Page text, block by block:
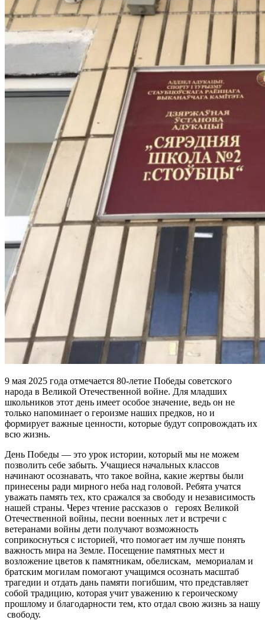
9 мая 2025 года отмечается 80-летие Победы советского
народа в Великой Отечественной войне. Для младших
школьников этот день имеет особое значение, ведь он не
только напоминает о героизме наших предков, но и
формирует важные ценности, которые будут сопровождать их
всю жизнь.
День Победы — это урок истории, который мы не можем
позволить себе забыть. Учащиеся начальных классов
начинают осознавать, что такое война, какие жертвы были
принесены ради мирного неба над головой. Ребята учатся
уважать память тех, кто сражался за свободу и независимость
нашей страны. Через чтение рассказов о героях Великой
Отечественной войны, песни военных лет и встречи с
ветеранами войны дети получают возможность
соприкоснуться с историей, что помогает им лучше понять
важность мира на Земле. Посещение памятных мест и
возложение цветов к памятникам, обелискам, мемориалам и
братским могилам помогают учащимся осознать масштаб
трагедии и отдать дань памяти погибшим, что представляет
собой традицию, которая учит уважению к героическому
прошлому и благодарности тем, кто отдал свою жизнь за нашу
свободу.